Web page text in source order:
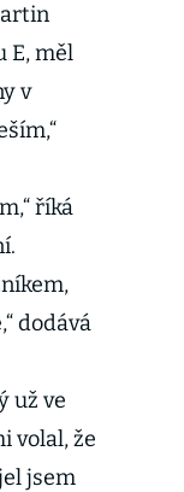
E, měl
v
říká
dodává
už ve
volal, že
jsem